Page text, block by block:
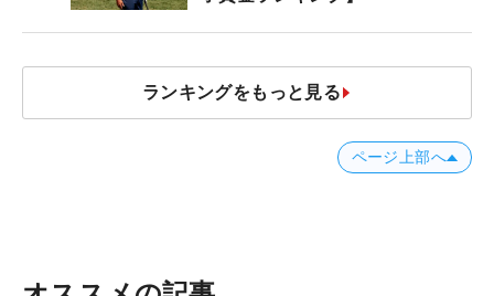
ランキングをもっと見る
ページ上部へ